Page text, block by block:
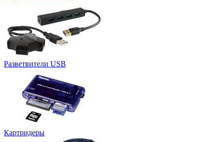
Разветвители USB
Картридеры